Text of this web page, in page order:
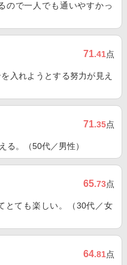
ので一人でも通いやすかっ
71.41点
入れようとする努力が見え
71.35点
る。（50代／男性）
65.73点
とても楽しい。（30代／女
64.81点